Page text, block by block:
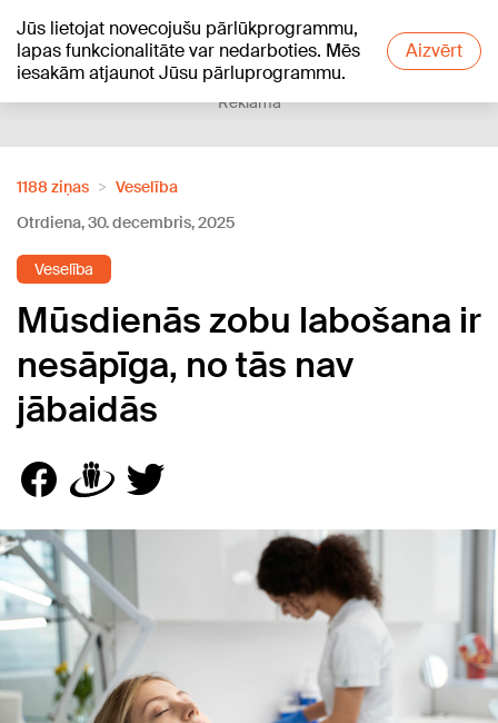
Jūs lietojat novecojušu pārlūkprogrammu,
lapas funkcionalitāte var nedarboties. Mēs
iesakām atjaunot Jūsu pārluprogrammu.
Aizvērt
+15°C
Reklāma
1188 ziņas
Veselība
Otrdiena, 30. decembris, 2025
Veselība
Mūsdienās zobu labošana ir
nesāpīga, no tās nav
jābaidās